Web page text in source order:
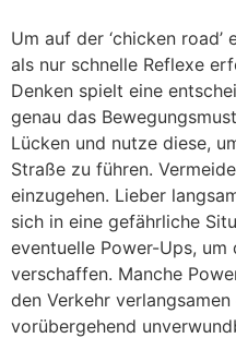
Um auf der ‘chicken
als nur schnelle Reflexe
Denken spielt eine
genau das
Lücken und nutze diese,
Straße zu führen.
einzugehen. Lieber
sich in eine gefährliche
eventuelle Power-Ups,
verschaffen. Manche
den Verkehr
vorübergehend